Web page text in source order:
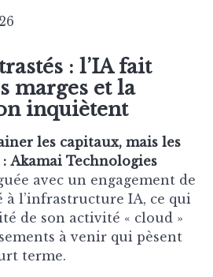
: l’IA fait
marges et la
inquiètent
les capitaux, mais les
Akamai Technologies
avec un engagement de
à l’infrastructure IA, ce qui
de son activité « cloud »
à venir qui pèsent
terme.